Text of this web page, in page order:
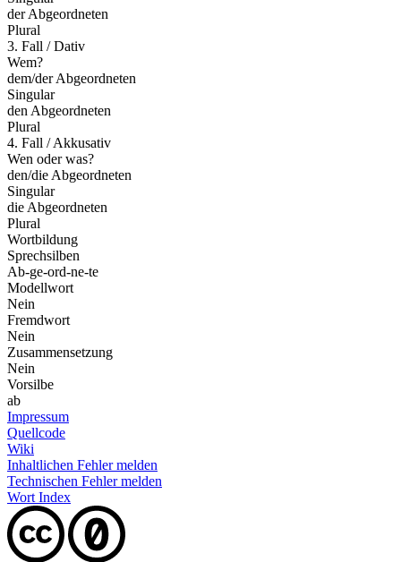
der Abgeordneten
Plural
3. Fall / Dativ
Wem?
dem/der Abgeordneten
Singular
den Abgeordneten
Plural
4. Fall / Akkusativ
Wen oder was?
den/die Abgeordneten
Singular
die Abgeordneten
Plural
Wortbildung
Sprechsilben
Ab-ge-ord-ne-te
Modellwort
Nein
Fremdwort
Nein
Zusammensetzung
Nein
Vorsilbe
ab
Impressum
Quellcode
Wiki
Inhaltlichen Fehler melden
Technischen Fehler melden
Wort Index